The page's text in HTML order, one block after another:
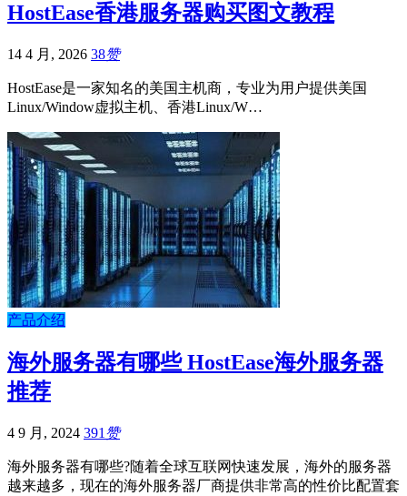
HostEase香港服务器购买图文教程
14 4 月, 2026 38赞
HostEase是一家知名的美国主机商，专业为用户提供美国
Linux/Window虚拟主机、香港Linux/W…
产品介绍
海外服务器有哪些 HostEase海外服务器
推荐
4 9 月, 2024 391 赞
海外服务器有哪些?随着全球互联网快速发展，海外的服务器
越来越多，现在的海外服务器厂商提供非常高的性价比配置套